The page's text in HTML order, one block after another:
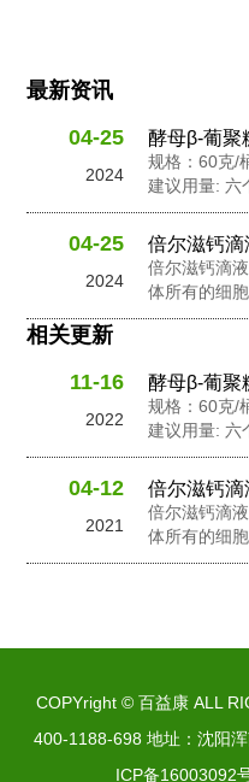
最新资讯
04-25
2024
酵母β-葡聚
规格：60克/
建议用量: 六
幼儿每天2包
精，食用非
母 β-葡聚糖
木莓粉，N-
04-25
2024
倍尔滋钙滴
倍尔滋钙滴
体所有的细
作。钙在人
促进心脏肌
钙是人体中
相关更新
11-16
2022
酵母β-葡聚
规格：60克/
建议用量: 六
幼儿每天2包
精，食用非
母 β-葡聚糖
木莓粉，N-
04-12
2021
倍尔滋钙滴
倍尔滋钙滴
体所有的细
作。钙在人
COPYright © 百益康 ALL
400-1188-698 地址：沈阳
ICP备16003092